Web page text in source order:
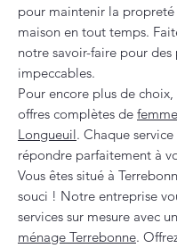
pour maintenir la
maison en tout temps.
notre savoir-faire pour des
impeccables.
Pour encore plus de
offres complètes de
Longueuil. Chaque
répondre parfaitement à
Vous êtes situé à
souci ! Notre entreprise
services sur mesure avec
ménage Terrebonne.